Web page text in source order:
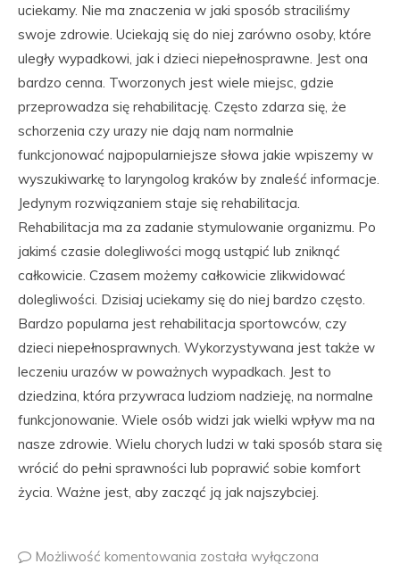
uciekamy. Nie ma znaczenia w jaki sposób straciliśmy
swoje zdrowie. Uciekają się do niej zarówno osoby, które
uległy wypadkowi, jak i dzieci niepełnosprawne. Jest ona
bardzo cenna. Tworzonych jest wiele miejsc, gdzie
przeprowadza się rehabilitację. Często zdarza się, że
schorzenia czy urazy nie dają nam normalnie
funkcjonować najpopularniejsze słowa jakie wpiszemy w
wyszukiwarkę to laryngolog kraków by znaleść informacje.
Jedynym rozwiązaniem staje się rehabilitacja.
Rehabilitacja ma za zadanie stymulowanie organizmu. Po
jakimś czasie dolegliwości mogą ustąpić lub zniknąć
całkowicie. Czasem możemy całkowicie zlikwidować
dolegliwości. Dzisiaj uciekamy się do niej bardzo często.
Bardzo popularna jest rehabilitacja sportowców, czy
dzieci niepełnosprawnych. Wykorzystywana jest także w
leczeniu urazów w poważnych wypadkach. Jest to
dziedzina, która przywraca ludziom nadzieję, na normalne
funkcjonowanie. Wiele osób widzi jak wielki wpływ ma na
nasze zdrowie. Wielu chorych ludzi w taki sposób stara się
wrócić do pełni sprawności lub poprawić sobie komfort
życia. Ważne jest, aby zacząć ją jak najszybciej.
Możliwość komentowania została wyłączona